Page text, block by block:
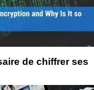
de chiffrer ses